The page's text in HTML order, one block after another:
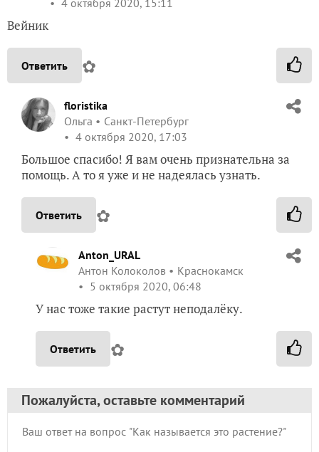
Вейник
Ответить ✿
floristika
Ольга
Санкт-Петербург
4 октября 2020, 17:03
Большое спасибо! Я вам очень признательна за
помощь. А то я уже и не надеялась узнать.
Ответить ✿
Anton_URAL
Антон Колоколов
Краснокамск
5 октября 2020, 06:48
У нас тоже такие растут неподалёку.
Ответить ✿
Пожалуйста, оставьте комментарий